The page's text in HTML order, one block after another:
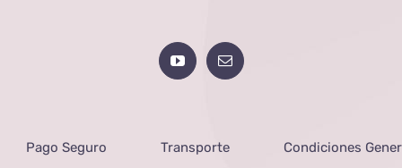
Pago Seguro Transporte Condiciones